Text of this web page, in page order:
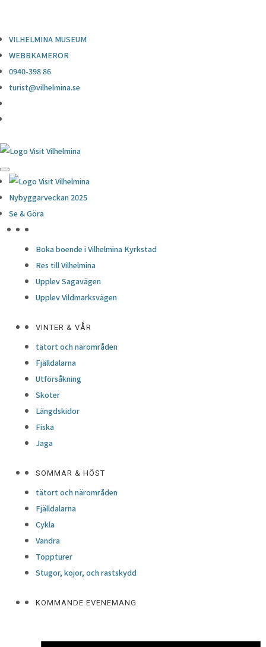
VILHELMINA MUSEUM
WEBBKAMEROR
0940-398 86
turist@vilhelmina.se
Nybyggarveckan 2025
Se & Göra
Boka boende i Vilhelmina Kyrkstad
Res till Vilhelmina
Upplev Sagavägen
Upplev Vildmarksvägen
VINTER & VÅR
tätort och närområden
Fjälldalarna
Utförsåkning
Skoter
Längdskidor
Fiska
Jaga
SOMMAR & HÖST
tätort och närområden
Fjälldalarna
Cykla
Vandra
Toppturer
Stugor, kojor, och rastskydd
KOMMANDE EVENEMANG